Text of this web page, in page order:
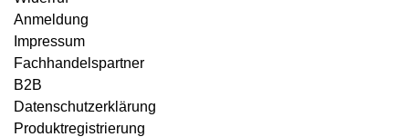
Anmeldung
Impressum
Fachhandelspartner
B2B
Datenschutzerklärung
Produktregistrierung